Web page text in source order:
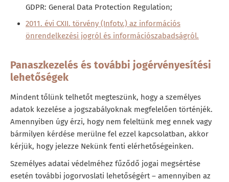
GDPR: General Data Protection Regulation;
2011. évi CXII. törvény (Infotv.) az információs
önrendelkezési jogról és információszabadságról.
Panaszkezelés és további jogérvényesítési
lehetőségek
Mindent tőlünk telhetőt megteszünk, hogy a személyes
adatok kezelése a jogszabályoknak megfelelően történjék.
Amennyiben úgy érzi, hogy nem feleltünk meg ennek vagy
bármilyen kérdése merülne fel ezzel kapcsolatban, akkor
kérjük, hogy jelezze Nekünk fenti elérhetőségeinken.
Személyes adatai védelméhez fűződő jogai megsértése
esetén további jogorvoslati lehetőségért – amennyiben az